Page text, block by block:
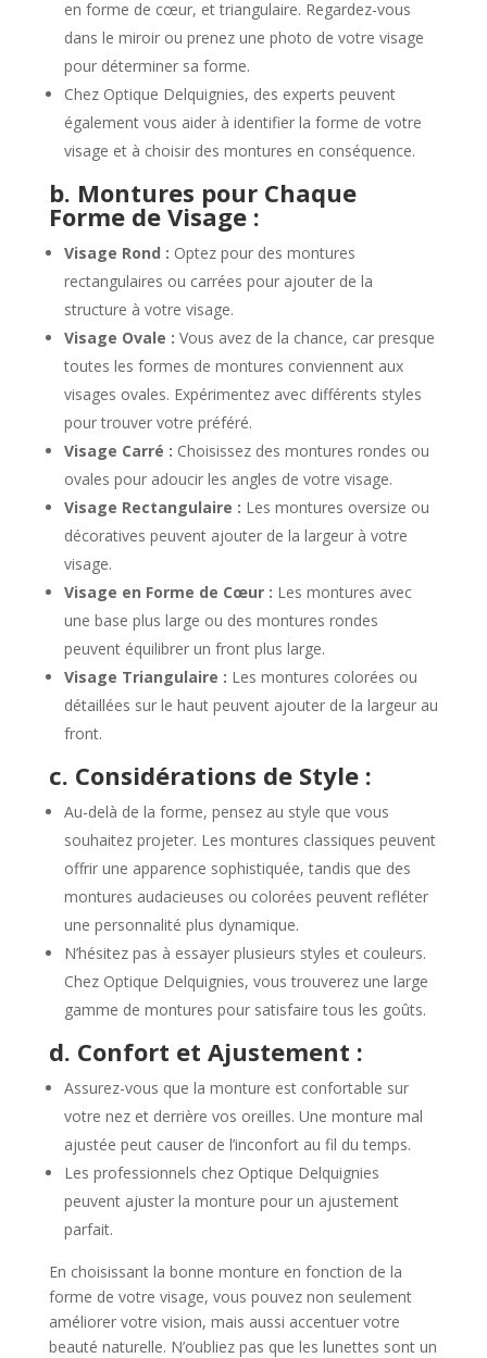
en forme de cœur, et triangulaire. Regardez-vous
dans le miroir ou prenez une photo de votre visage
pour déterminer sa forme.
Chez Optique Delquignies, des experts peuvent
également vous aider à identifier la forme de votre
visage et à choisir des montures en conséquence.
b. Montures pour Chaque
Forme de Visage :
Visage Rond : Optez pour des montures
rectangulaires ou carrées pour ajouter de la
structure à votre visage.
Visage Ovale : Vous avez de la chance, car presque
toutes les formes de montures conviennent aux
visages ovales. Expérimentez avec différents styles
pour trouver votre préféré.
Visage Carré : Choisissez des montures rondes ou
ovales pour adoucir les angles de votre visage.
Visage Rectangulaire : Les montures oversize ou
décoratives peuvent ajouter de la largeur à votre
visage.
Visage en Forme de Cœur : Les montures avec
une base plus large ou des montures rondes
peuvent équilibrer un front plus large.
Visage Triangulaire : Les montures colorées ou
détaillées sur le haut peuvent ajouter de la largeur au
front.
c. Considérations de Style :
Au-delà de la forme, pensez au style que vous
souhaitez projeter. Les montures classiques peuvent
offrir une apparence sophistiquée, tandis que des
montures audacieuses ou colorées peuvent refléter
une personnalité plus dynamique.
N’hésitez pas à essayer plusieurs styles et couleurs.
Chez Optique Delquignies, vous trouverez une large
gamme de montures pour satisfaire tous les goûts.
d. Confort et Ajustement :
Assurez-vous que la monture est confortable sur
votre nez et derrière vos oreilles. Une monture mal
ajustée peut causer de l’inconfort au fil du temps.
Les professionnels chez Optique Delquignies
peuvent ajuster la monture pour un ajustement
parfait.
En choisissant la bonne monture en fonction de la
forme de votre visage, vous pouvez non seulement
améliorer votre vision, mais aussi accentuer votre
beauté naturelle. N’oubliez pas que les lunettes sont un